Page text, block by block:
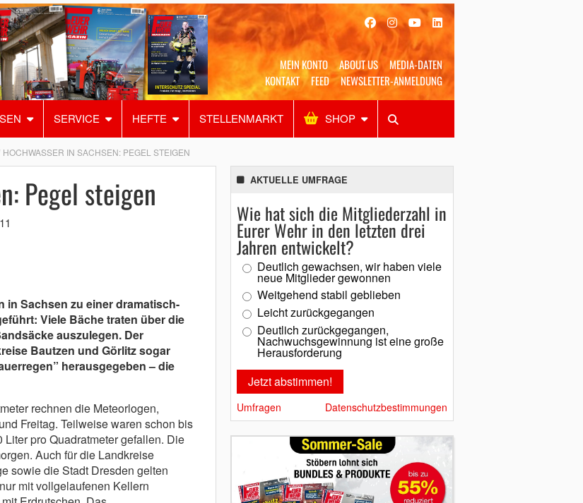
MEIN KONTO ABOUT US
MEDIA-DATEN
KONTAKT
FEED NEWSLETTER-ANMELDUNG
SERVICE HEFTE STELLENMARKT SHOP
Alles Shop SUCHEN
HOCHWASSER IN SACHSEN: PEGEL STEIGEN
Pegel steigen
in Sachsen zu einer dramatisch-
Viele Bäche traten über die
auszulegen. Der
Bautzen und Görlitz sogar
herausgegeben – die
rechnen die Meteorlogen,
Freitag. Teilweise waren schon bis
pro Quadratmeter gefallen. Die
Auch für die Landkreise
sowie die Stadt Dresden gelten
mit vollgelaufenen Kellern
AKTUELLE UMFRAGE
Wie hat sich die Mitgliederzahl in
Eurer Wehr in den letzten drei
Jahren entwickelt?
Deutlich gewachsen, wir haben viele
neue Mitglieder gewonnen
Weitgehend stabil geblieben
Leicht zurückgegangen
Deutlich zurückgegangen,
Nachwuchsgewinnung ist eine große
Herausforderung
Umfragen Datenschutzbestimmungen